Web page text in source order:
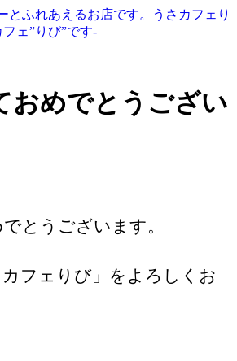
おめでとうござい
とうございます。
フェりび」をよろしくお